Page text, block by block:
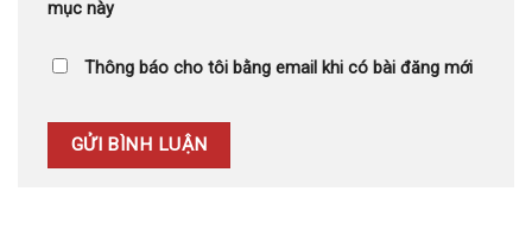
mục này
Thông báo cho tôi bằng email khi có bài đăng mới